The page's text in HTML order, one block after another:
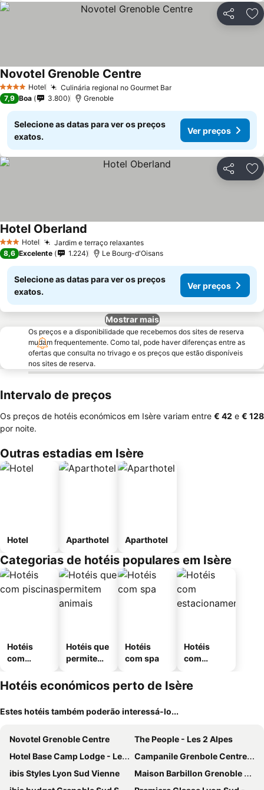
Partilhar
4 EstrelasHotel Culinária regional no Gourmet BarVer preços
Novotel Grenoble Centre
7,9 Boa 3.800 Grenoble
Selecione as datas para ver os preços
exatos.
Ver preços
Partilhar
3 EstrelasHotel Jardim e terraço relaxantesVer preços
Hotel Oberland
8,6 Excelente 1.224 Le Bourg-d'Oisans
Selecione as datas para ver os preços
exatos.
Ver preços
Mostrar mais
Os preços e a disponibilidade que recebemos dos sites de reserva
mudam frequentemente. Como tal, pode haver diferenças entre as
ofertas que consulta no trivago e os preços que estão disponíveis
nos sites de reserva.
Intervalo de preços
Os preços de hotéis económicos em Isère variam entre ‎€ 42 e ‎€ 128
por noite.
Outras estadias em Isère
Hotel Aparthotel Aparthotel
Categorias de hotéis populares em Isère
Hotéis
com
Hotéis que
permitem
Hotéis
com spa
Hotéis
com
mento
Hotéis económicos perto de Isère
Estes hotéis também poderão interessá-lo...
Novotel Grenoble Centre
The People - Les 2 Alpes
Hotel Base Camp Lodge - Les 2 Alpes
Campanile Grenbole Centre Gare
ibis Styles Lyon Sud Vienne
Maison Barbillon Grenoble - Centre Gare